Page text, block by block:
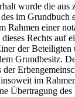
wurde die aus
im Grundbuch
Rahmen einer
Rechts auf
der Beteiligten
Grundbesitz.
der
im
Übertragung